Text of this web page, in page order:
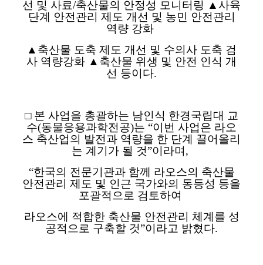
선 및 사료/축산물의 안정성 모니터링 ▲ 사육
단계 안전관리 제도 개선 및 농민 안전관리
역량 강화
▲ 축산물 도축 제도 개선 및 수의사 도축 검
사 역량강화 ▲ 축산물 위생 및 안전 인식 개
선 등이다.
□ 본 사업을 총괄하는 남인식 한경국립대 교
수(동물응용과학전공)는 “이번 사업은 라오
스 축산업의 발전과 역량을 한 단계 끌어올리
는 계기가 될 것”이라며 ,
“한국의 전문기관과 함께 라오스의 축산물
안전관리 제도 및 인근 국가와의 동등성 등을
포괄적으로 검토하여
라오스에 적합한 축산물 안전관리 체계를 성
공적으로 구축할 것”이라고 밝혔다.